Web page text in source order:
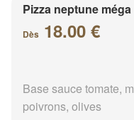
Pizza neptune méga
Dès 18.00 €
Base sauce tomate,
poivrons, olives